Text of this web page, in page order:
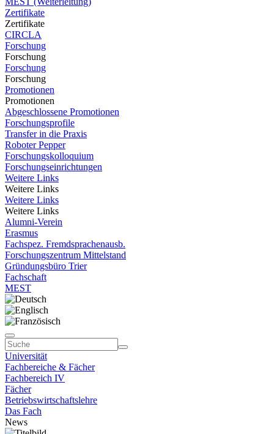
Zertifikate
Zertifikate
CIRCLA
Forschung
Forschung
Forschung
Forschung
Promotionen
Promotionen
Abgeschlossene Promotionen
Forschungsprofile
Transfer in die Praxis
Roboter Pepper
Forschungskolloquium
Forschungseinrichtungen
Weitere Links
Weitere Links
Weitere Links
Weitere Links
Alumni-Verein
Erasmus
Fachspez. Fremdsprachenausb.
Forschungszentrum Mittelstand
Gründungsbüro Trier
Fachschaft
MEST
Universität
Fachbereiche & Fächer
Fachbereich IV
Fächer
Betriebswirtschaftslehre
Das Fach
News